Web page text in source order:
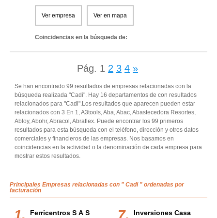
Ver empresa Ver en mapa
Coincidencias en la búsqueda de:
Pág. 1 2 3 4 »
Se han encontrado 99 resultados de empresas relacionadas con la
búsqueda realizada "Cadi". Hay 16 departamentos de con resultados
relacionados para "Cadi".Los resultados que aparecen pueden estar
relacionados con 3 En 1, A3tools, Aba, Abac, Abastecedora Resortes,
Abloy, Abohr, Abracol, Abraflex. Puede encontrar los 99 primeros
resultados para esta búsqueda con el teléfono, dirección y otros datos
comerciales y financieros de las empresas. Nos basamos en
coincidencias en la actividad o la denominación de cada empresa para
mostrar estos resultados.
Principales Empresas relacionadas con " Cadi " ordenadas por
facturación
Ferricentros S A S
Inversiones Casa